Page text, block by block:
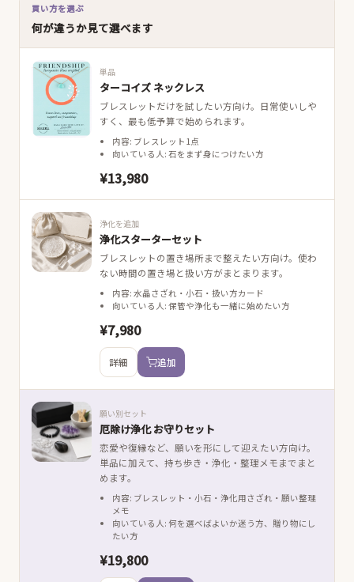
買い方を選ぶ
何が違うか見て選べます
単品
ターコイズ ネックレス
ブレスレットだけを試したい方向け。日常使いしや
すく、最も低予算で始められます。
内容: ブレスレット1点
向いている人: 石をまず身につけたい方
¥13,980
浄化を追加
浄化スターターセット
ブレスレットの置き場所まで整えたい方向け。使わ
ない時間の置き場と扱い方がまとまります。
内容: 水晶さざれ・小石・扱い方カード
向いている人: 保管や浄化も一緒に始めたい方
¥7,980
詳細 追加
願い別セット
厄除け浄化 お守りセット
恋愛や復縁など、願いを形にして迎えたい方向け。
単品に加えて、持ち歩き・浄化・整理メモまでまと
めます。
内容: ブレスレット・小石・浄化用さざれ・願い整理
メモ
向いている人: 何を選べばよいか迷う方、贈り物にし
たい方
¥19,800